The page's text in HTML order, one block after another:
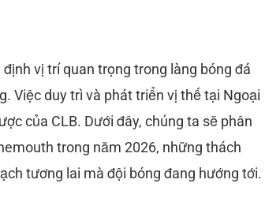
vị trí quan trọng trong làng bóng đá
Việc duy trì và phát triển vị thế tại Ngoại
của CLB. Dưới đây, chúng ta sẽ phân
trong năm 2026, những thách
tương lai mà đội bóng đang hướng tới.